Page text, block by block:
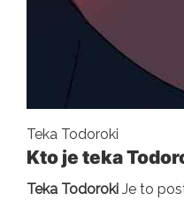
Teka Todoroki
Kto je teka
Teka Todoroki Je to